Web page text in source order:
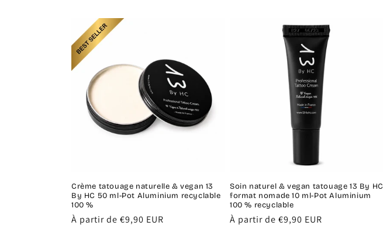
Crème tatouage naturelle & vegan 13
By HC 50 ml-Pot Aluminium recyclable
100 %
Prix
À partir de €9,90 EUR
Soin naturel & vegan tatouage 13 By HC
format nomade 10 ml-Pot Aluminium
100 % recyclable
Prix
À partir de €9,90 EUR